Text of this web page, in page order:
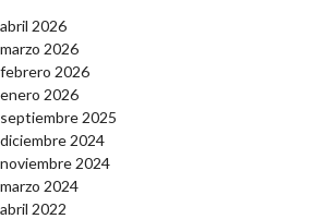
abril 2026
marzo 2026
febrero 2026
enero 2026
septiembre 2025
diciembre 2024
noviembre 2024
marzo 2024
abril 2022